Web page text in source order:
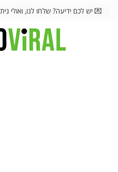
💌 יש לכם ידיעה? שלחו לנו, ואולי